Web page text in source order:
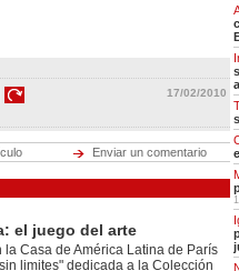
17/02/2010
Enviar un comentario
el juego del arte
Casa de América Latina de París
limites" dedicada a la Colección